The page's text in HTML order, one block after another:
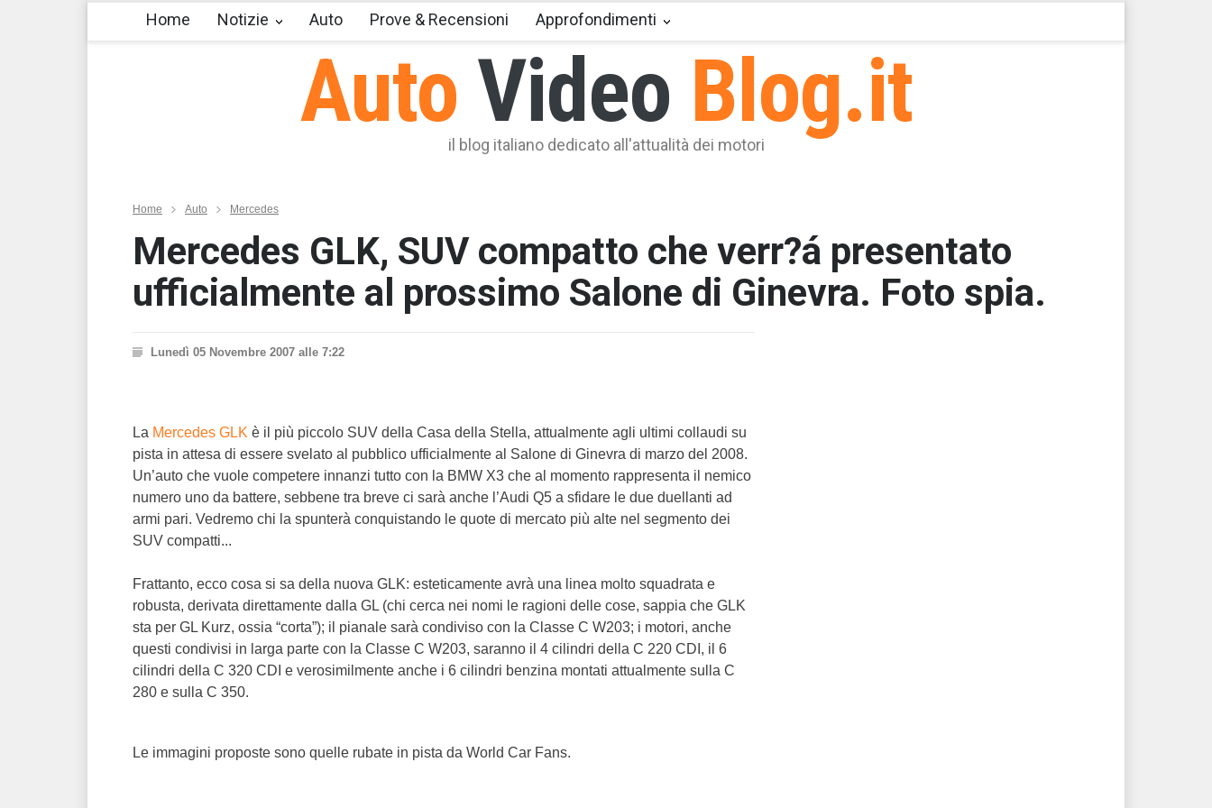
Auto Video Blog.it
il blog italiano dedicato all'attualità dei motori
Home Notizie Auto Prove & Recensioni Approfondimenti
Home Auto Mercedes
Mercedes GLK, SUV compatto che verr?á presentato
ufficialmente al prossimo Salone di Ginevra. Foto spia.
Lunedì 05 Novembre 2007 alle 7:22
La Mercedes GLK è il più piccolo SUV della Casa della Stella, attualmente agli ultimi collaudi su
pista in attesa di essere svelato al pubblico ufficialmente al Salone di Ginevra di marzo del 2008.
Un’auto che vuole competere innanzi tutto con la BMW X3 che al momento rappresenta il nemico
numero uno da battere, sebbene tra breve ci sarà anche l’Audi Q5 a sfidare le due duellanti ad
armi pari. Vedremo chi la spunterà conquistando le quote di mercato più alte nel segmento dei
SUV compatti...
Frattanto, ecco cosa si sa della nuova GLK: esteticamente avrà una linea molto squadrata e
robusta, derivata direttamente dalla GL (chi cerca nei nomi le ragioni delle cose, sappia che GLK
sta per GL Kurz, ossia “corta”); il pianale sarà condiviso con la Classe C W203; i motori, anche
questi condivisi in larga parte con la Classe C W203, saranno il 4 cilindri della C 220 CDI, il 6
cilindri della C 320 CDI e verosimilmente anche i 6 cilindri benzina montati attualmente sulla C
280 e sulla C 350.
Le immagini proposte sono quelle rubate in pista da World Car Fans.